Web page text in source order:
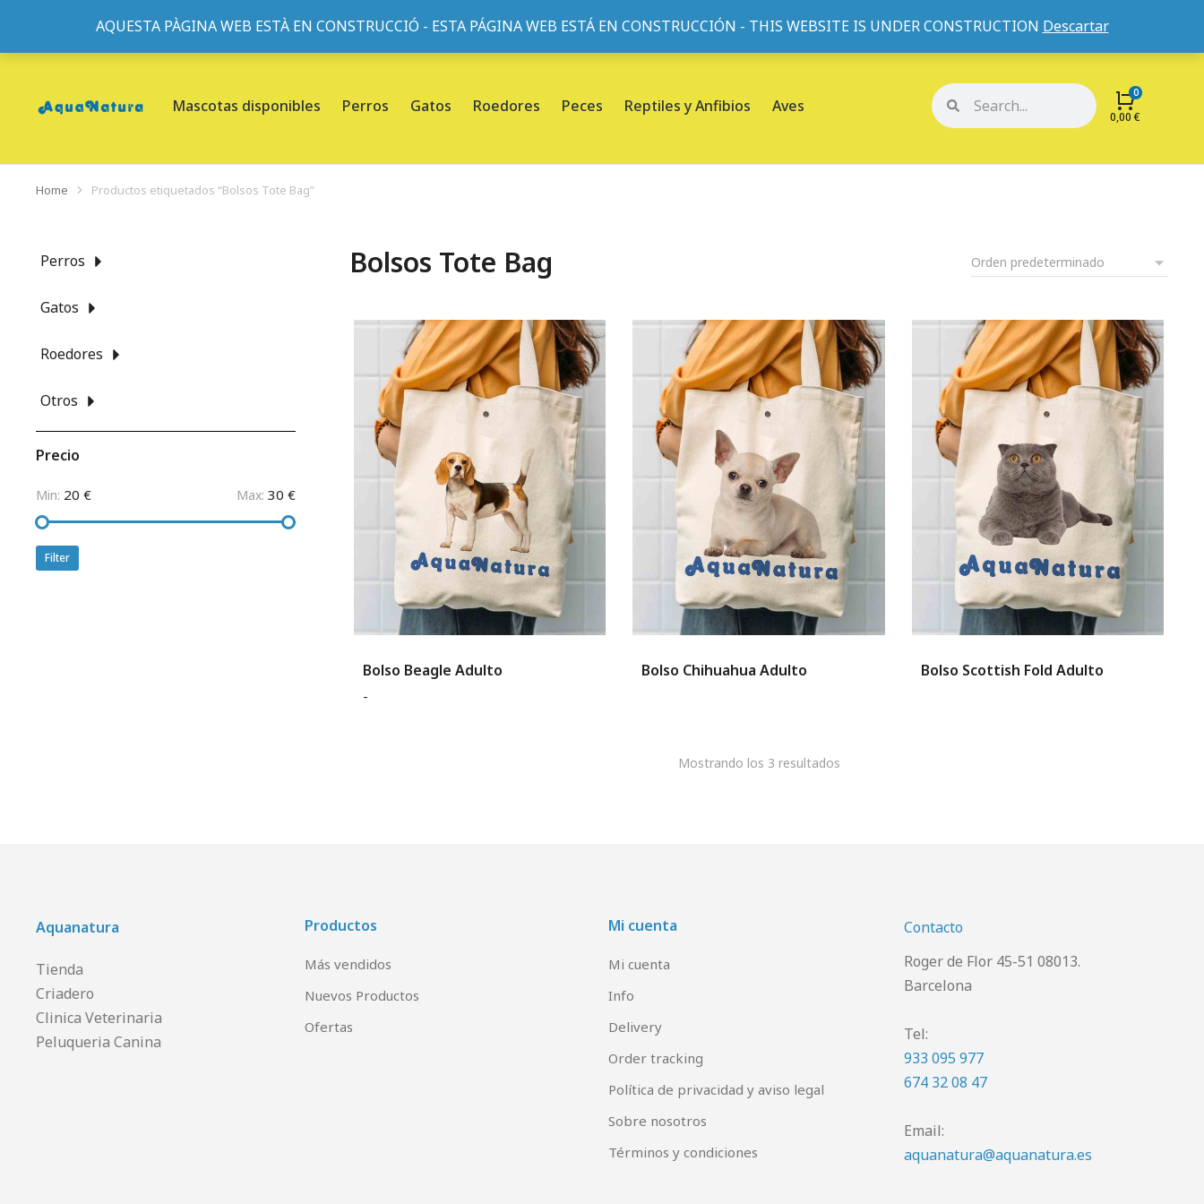
AQUESTA PÀGINA WEB ESTÀ EN CONSTRUCCIÓ - ESTA PÁGINA WEB ESTÁ EN CONSTRUCCIÓN - THIS WEBSITE IS UNDER CONSTRUCTION Descartar
933095977-933152057-933103463- C/ de Roger de Flor, 45, L'Eixample, 08013 Barcelona |Sobre nosotros Mi cuenta Mis pedidos
Mascotas disponibles Perros Gatos Roedores Peces Reptiles y Anfibios Aves
0,00€
You are here:
Home Productos etiquetados “Bolsos Tote Bag”
Perros
Gatos
Roedores
Otros
Precio
Min: 20 € Max: 30 €
Filter
Bolsos Tote Bag
Bolso Beagle Adulto
-
Bolso Chihuahua Adulto Bolso Scottish Fold Adulto
Mostrando los 3 resultados
Aquanatura
Tienda
Criadero
Clinica Veterinaria
Peluqueria Canina
Productos
Más vendidos
Nuevos Productos
Ofertas
Mi cuenta
Mi cuenta
Info
Delivery
Order tracking
Política de privacidad y aviso legal
Sobre nosotros
Términos y condiciones
Contacto
Roger de Flor 45-51 08013.
Barcelona
Tel:
933 095 977
674 32 08 47
Email:
aquanatura@aquanatura.es